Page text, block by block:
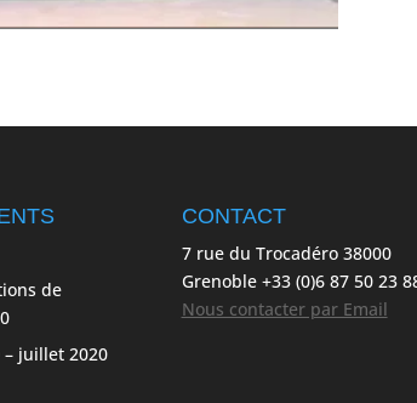
de
– juillet 2020
CONTACT
7 rue du Trocadéro 38000
Grenoble +33 (0)6 87 50 23
Nous contacter par Email